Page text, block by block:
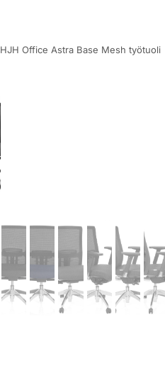
HJH Office Astra Base Mesh työtuoli